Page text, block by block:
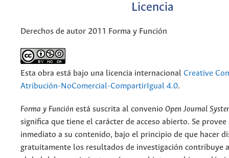
Licencia
Derechos de autor 2011 Forma y Función
Esta obra está bajo una licencia internacional Creative
Atribución-NoComercial-CompartirIgual 4.0.
Forma y Función está suscrita al convenio Open Journal
significa que tiene el carácter de acceso abierto. Se provee
inmediato a su contenido, bajo el principio de que hacer
gratuitamente los resultados de investigación contribuye